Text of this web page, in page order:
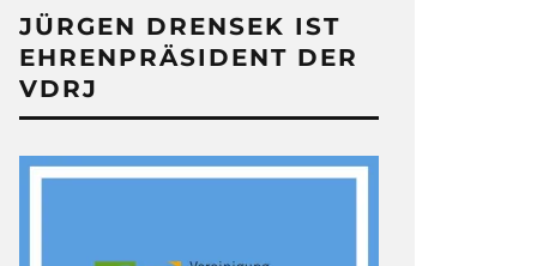
JÜRGEN DRENSEK IST
EHRENPRÄSIDENT DER
VDRJ